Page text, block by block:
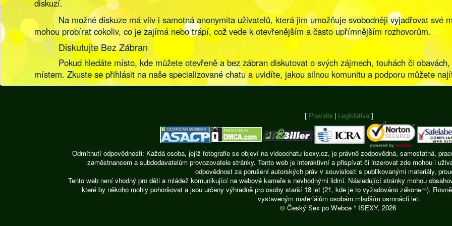
diskuzí.
Na možné diskuze má vliv i samotná anonymita uživatelů, která jim umožňuje svobodněji vyjadřovat své
mohou probírat cokoliv, co je zajímá nebo trápí, což vede k otevřenějším a často upřímnějším rozhovorům.
Diskutujte Bez Zábran
Pokud hledáte místo, kde můžete otevřeně a bez zábran diskutovat o svých zájmech, touhách či
místem. Zkuste se přihlásit na naše specializované chatu a uvidíte, jakou silnou komunitu a podporu můžete
[ Pravidla | Legislativa ]
Odmítnutí odpovědnosti: Každá osoba, jejíž fotografie se objeví na videochatu isexy.cz, je právně zodpovědná, samostatná,
zaměstnancem a subdodavatelům provozovatele stránky. Tento web je interaktivní a přispívat či inzerovat zde mohou i
odpovědnost za porušení autorských práv v souvislosti s publikovanými materiály,
Tento web není vhodný pro děti a mládež komunikující na webové kameře s nevhodnými lidmi. Následující stránky mohou
které by někoho mohly pohoršovat a jsou určeny výhradně pro osoby starší 18 let (21, kde je to vyžadováno zákonem).
vystaveným materiálům osobám mladším osmnácti let.
© Český Sex po Webce * ISEXY, 2026